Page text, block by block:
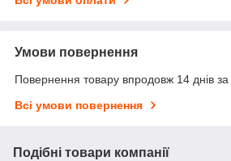
Умови повернення
Повернення товару впродовж 14 днів
Всі умови повернення
Подібні товари компанії